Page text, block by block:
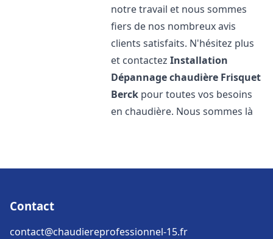
notre travail et nous sommes
fiers de nos nombreux avis
clients satisfaits. N'hésitez plus
et contactezInstallation
Dépannage chaudière Frisquet
Berck pour toutes vos besoins
en chaudière. Nous sommes là
Contact
contact@chaudiereprofessionnel-15.fr